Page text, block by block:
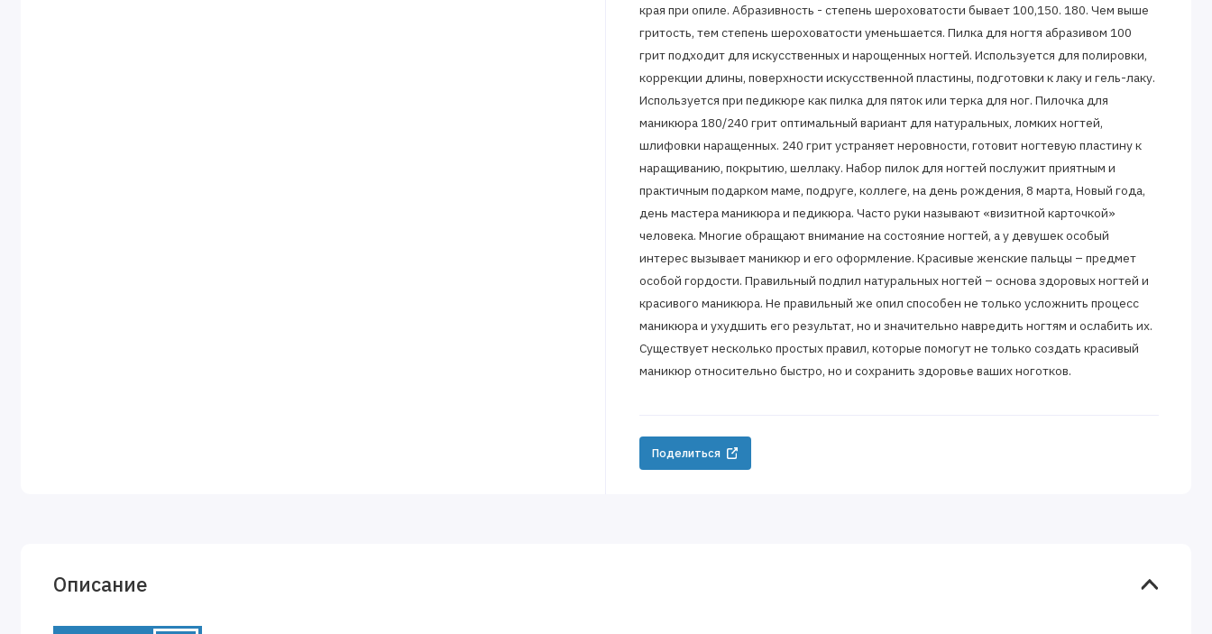
края при опиле. Абразивность - степень шероховатости бывает 100,150. 180. Чем выше
гритость, тем степень шероховатости уменьшается. Пилка для ногтя абразивом 100
грит подходит для искусственных и нарощенных ногтей. Используется для полировки,
коррекции длины, поверхности искусственной пластины, подготовки к лаку и гель-лаку.
Используется при педикюре как пилка для пяток или терка для ног. Пилочка для
маникюра 180/240 грит оптимальный вариант для натуральных, ломких ногтей,
шлифовки наращенных. 240 грит устраняет неровности, готовит ногтевую пластину к
наращиванию, покрытию, шеллаку. Набор пилок для ногтей послужит приятным и
практичным подарком маме, подруге, коллеге, на день рождения, 8 марта, Новый года,
день мастера маникюра и педикюра. Часто руки называют «визитной карточкой»
человека. Многие обращают внимание на состояние ногтей, а у девушек особый
интерес вызывает маникюр и его оформление. Красивые женские пальцы – предмет
особой гордости. Правильный подпил натуральных ногтей – основа здоровых ногтей и
красивого маникюра. Не правильный же опил способен не только усложнить процесс
маникюра и ухудшить его результат, но и значительно навредить ногтям и ослабить их.
Существует несколько простых правил, которые помогут не только создать красивый
маникюр относительно быстро, но и сохранить здоровье ваших ноготков.
Поделиться
Описание